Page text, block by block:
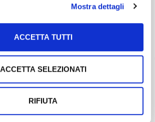
Mostra dettagli
ACCETTA TUTTI
ACCETTA SELEZIONATI
RIFIUTA